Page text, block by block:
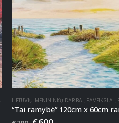
LIETUVIŲ MENININKŲ DARBAI, PAVEIKSLAI,